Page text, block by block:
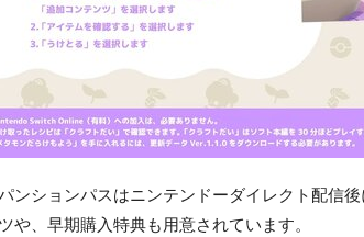
ンションパスはニンテンドーダイレクト配信
や、早期購入特典も用意されています。